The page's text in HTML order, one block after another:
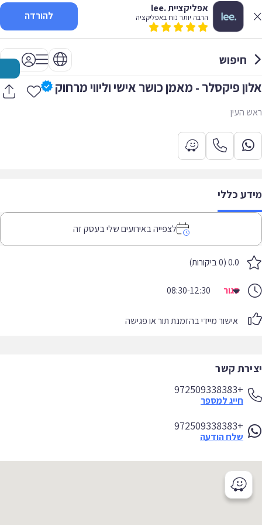
אפליקציית .lee
הרבה יותר נוח באפליקציה להורדה
חיפוש
אלון פיקסלר - מאמן כושר אישי וליווי מרחוק
ראש העין
מידע כללי
לצפייה באירועים שלי בעסק זה
0.0 (0 ביקורות)
סגור 08:30-12:30
אישור מיידי בהזמנת תור או פגישה
יצירת קשר
+972509338383
חייג למספר
+972509338383
שלח הודעה